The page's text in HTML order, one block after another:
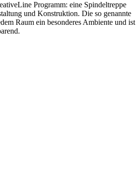
Programm: eine Spindeltreppe
und Konstruktion. Die so genannte
Raum ein besonderes Ambiente und ist